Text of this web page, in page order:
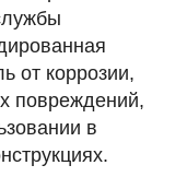
от коррозии,
повреждений,
в